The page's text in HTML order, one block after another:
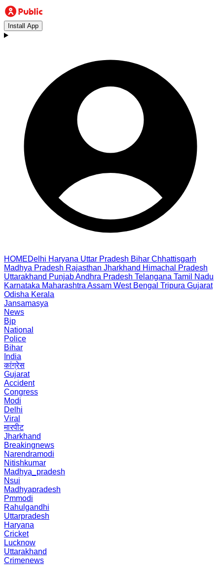
Install App
HOMEDelhi Haryana Uttar Pradesh Bihar Chhattisgarh
Madhya Pradesh Rajasthan Jharkhand Himachal Pradesh
Uttarakhand PunjabAndhra Pradesh Telangana Tamil Nadu
Karnataka Maharashtra Assam West Bengal Tripura Gujarat
Odisha Kerala
Jansamasya
News
Bjp
National
Police
Bihar
India
कांग्रेस
Gujarat
Accident
Congress
Modi
Delhi
Viral
मारपीट
Jharkhand
Breakingnews
Narendramodi
Nitishkumar
Madhya_pradesh
Nsui
Madhyapradesh
Pmmodi
Rahulgandhi
Uttarpradesh
Haryana
Cricket
Lucknow
Uttarakhand
Crimenews